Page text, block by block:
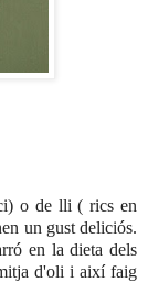
o de lli ( rics en
un gust deliciós.
en la dieta dels
d'oli i així faig